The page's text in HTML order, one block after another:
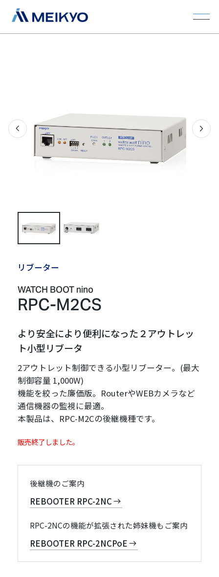
Previous Next
リブーター
WATCH BOOT nino
RPC-M2CS
より安全により便利になった２アウトレッ
ト小型リブータ
2アウトレット制御できる小型リブーター。(最大
制御容量 1,000W)
機能を絞った廉価版。RouterやWEBカメラなど
通信機器の監視に最適。
本製品は、RPC-M2Cの後継機種です。
販売終了しました。
後継機のご案内
REBOOTER RPC-2NC
RPC-2NCの機能が拡張された姉妹機もご案内
REBOOTER RPC-2NCPoE